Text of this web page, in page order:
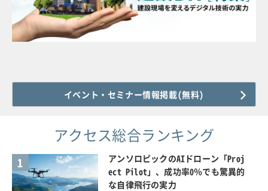
イベント・セミナー情報掲載(無料)
アクセス総合ランキング
1
アンソロピックのAIドローン「Proj
ect Pilot」、成功率0％でも驚異的
な自律飛行の実力